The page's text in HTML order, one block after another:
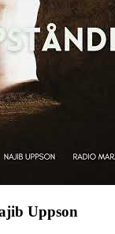
Uppson